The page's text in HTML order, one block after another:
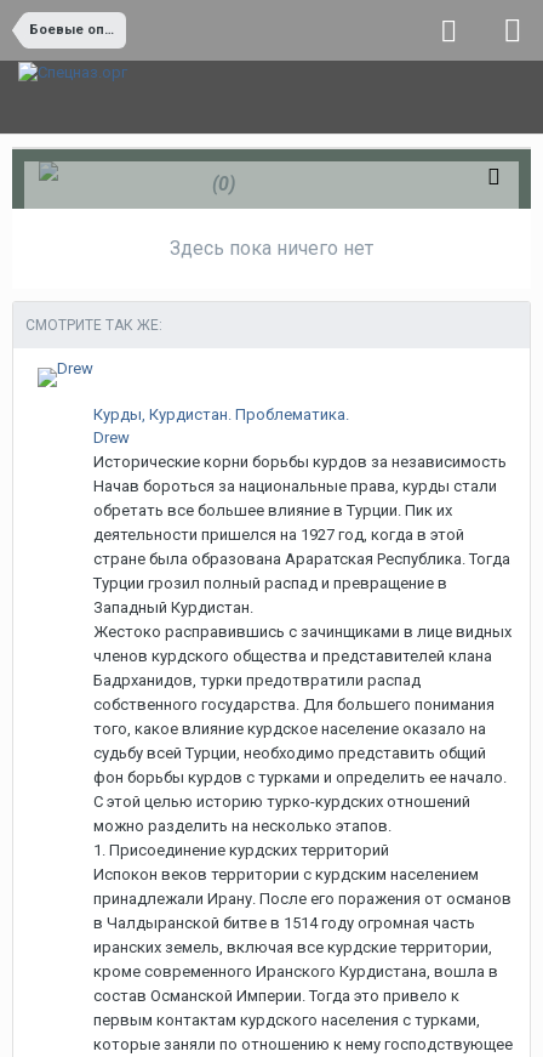
Боевые операции и боевая работа
(0)
Здесь пока ничего нет
СМОТРИТЕ ТАК ЖЕ:
Курды, Курдистан. Проблематика.
Drew
Исторические корни борьбы курдов за независимость
Начав бороться за национальные права, курды стали
обретать все большее влияние в Турции. Пик их
деятельности пришелся на 1927 год, когда в этой
стране была образована Араратская Республика. Тогда
Турции грозил полный распад и превращение в
Западный Курдистан.
Жестоко расправившись с зачинщиками в лице видных
членов курдского общества и представителей клана
Бадрханидов, турки предотвратили распад
собственного государства. Для большего понимания
того, какое влияние курдское население оказало на
судьбу всей Турции, необходимо представить общий
фон борьбы курдов с турками и определить ее начало.
С этой целью историю турко-курдских отношений
можно разделить на несколько этапов.
1. Присоединение курдских территорий
Испокон веков территории с курдским населением
принадлежали Ирану. После его поражения от османов
в Чалдыранской битве в 1514 году огромная часть
иранских земель, включая все курдские территории,
кроме современного Иранского Курдистана, вошла в
состав Османской Империи. Тогда это привело к
первым контактам курдского населения с турками,
которые заняли по отношению к нему господствующее